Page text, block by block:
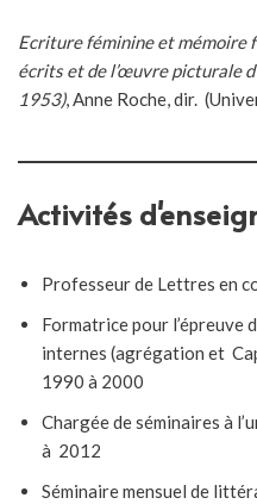
Ecriture féminine et mémoire
écrits et de l’œuvre picturale
1953), Anne Roche, dir.
Activités
Professeur de Lettres en
Formatrice pour l’épreuve
internes (agrégation et
1990 à 2000
Chargée de séminaires à
à 2012
Séminaire mensuel de